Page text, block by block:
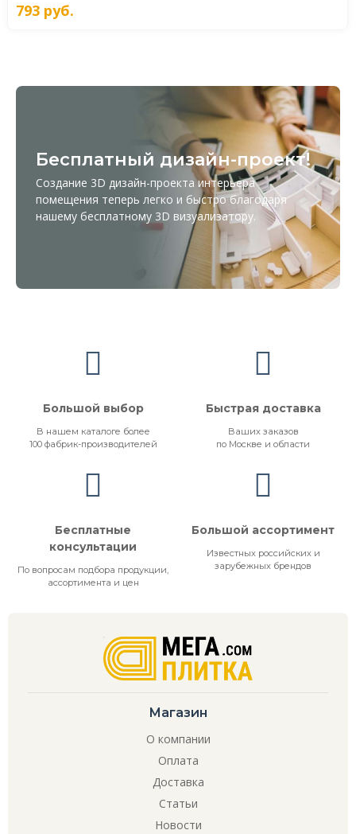
793 руб.
Бесплатный дизайн-проект!
Создание 3D дизайн-проекта интерьера
помещения теперь легко и быстро благодаря
нашему бесплатному 3D визуализатору.
Большой выбор
В нашем каталоге более
100 фабрик-производителей
Быстрая доставка
Ваших заказов
по Москве и области
Бесплатные
консультации
По вопросам подбора продукции,
ассортимента и цен
Большой ассортимент
Известных российских и
зарубежных брендов
Магазин
О компании
Оплата
Доставка
Статьи
Новости